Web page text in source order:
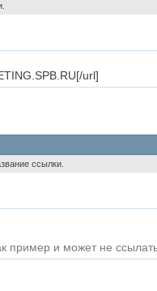
url]
ссылки.
пример и может не